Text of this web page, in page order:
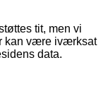
tit, men vi
kan være iværksat
data.